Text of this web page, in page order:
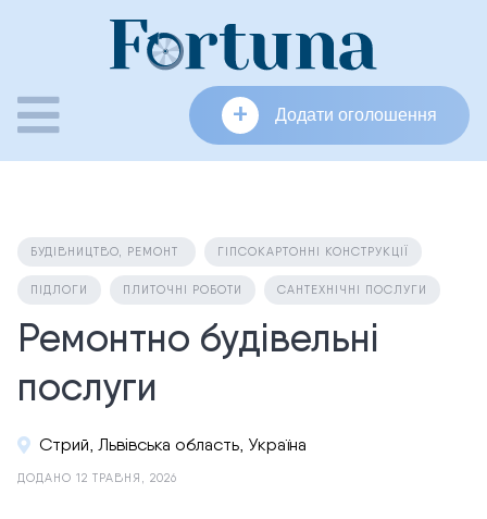
+ Додати оголошення
БУДІВНИЦТВО, РЕМОНТ ГІПСОКАРТОННІ КОНСТРУКЦІЇ
ПІДЛОГИ ПЛИТОЧНІ РОБОТИ САНТЕХНІЧНІ ПОСЛУГИ
Ремонтно будівельні
послуги
Стрий, Львівська область, Україна
ДОДАНО 12 ТРАВНЯ, 2026